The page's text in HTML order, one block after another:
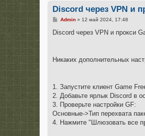
Discord через VPN и
С
о
и
Admin» 12 май 2024, 17:48
Discord через VPN и прокси
Никаких дополнительных
1. Запустите клиент Game
2. Добавьте ярлык Discord в
3. Проверьте настройки GF:
Основные->Тип перехвата
4. Нажмите "Шлюзовать все